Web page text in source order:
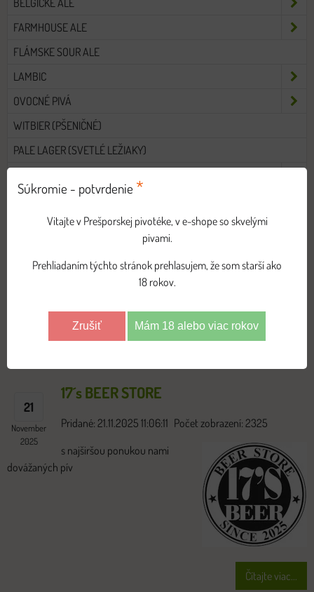
FARMHOUSE ALE
FLÁMSKE SOUR ALE
LAMBIC
OVOCNÉ PIVÁ
WITBIER (PŠENIČNÉ)
PALE LAGER (SVETLÉ LEŽIAKY)
BITTER
IPA/APA/EPA
POHÁRE
21
November
2025
17´s BEER STORE
Pridané: 21.11.2025 11:06:11 Počet zobrazení: 2325
s najširšou ponukou nami
dovážaných pív
Čítajte viac...
Súkromie - potvrdenie *
Vitajte v Prešporskej pivotéke, v e-shope so skvelými
pivami.
Prehliadaním týchto stránok prehlasujem, že som starší ako
18 rokov.
Zrušiť Mám 18 alebo viac rokov